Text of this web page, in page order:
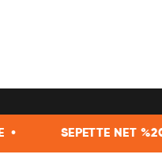
SEPETTE NET %20